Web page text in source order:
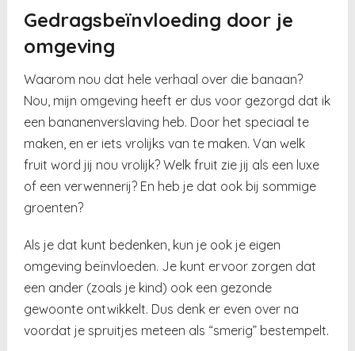
Gedragsbeïnvloeding door je
omgeving
Waarom nou dat hele verhaal over die banaan?
Nou, mijn omgeving heeft er dus voor gezorgd dat ik
een bananenverslaving heb. Door het speciaal te
maken, en er iets vrolijks van te maken. Van welk
fruit word jij nou vrolijk? Welk fruit zie jij als een luxe
of een verwennerij? En heb je dat ook bij sommige
groenten?
Als je dat kunt bedenken, kun je ook je eigen
omgeving beïnvloeden. Je kunt ervoor zorgen dat
een ander (zoals je kind) ook een gezonde
gewoonte ontwikkelt. Dus denk er even over na
voordat je spruitjes meteen als “smerig” bestempelt.